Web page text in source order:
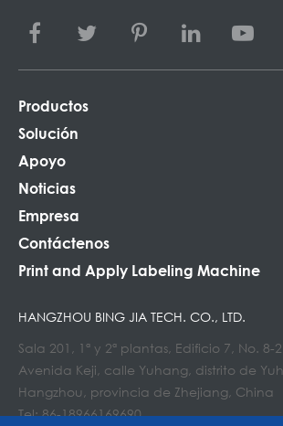
Productos
Solución
Apoyo
Noticias
Empresa
Contáctenos
Print and Apply Labeling Machine
HANGZHOU BING JIA TECH. CO., LTD.
Sala 201, 1ª y 2ª plantas, Edificio 7, No. 8-
Avenida Keji, calle Yuhang, distrito de
Hangzhou, provincia de Zhejiang, China
Tel: 86-18966169690